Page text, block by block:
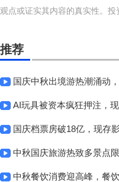
观点或证实其内容的真实性。投
推荐
国庆中秋出境游热潮涌动
AI玩具被资本疯狂押注，
国庆档票房破18亿，现存
中秋国庆旅游热致多景点
中秋餐饮消费迎高峰，餐